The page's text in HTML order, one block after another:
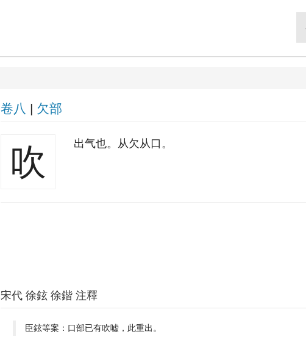
卷八 | 欠部
吹 出气也。从欠从口。
宋代 徐鉉 徐鍇 注釋
臣鉉等案：口部已有吹嘘，此重出。